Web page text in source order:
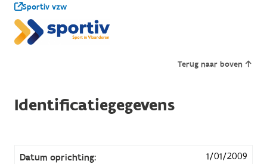
Sportiv vzw
Terug naar boven
Identificatiegegevens
Datum oprichting: 1/01/2009